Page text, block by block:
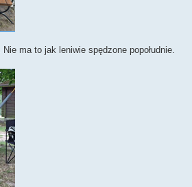
ma to jak leniwie spędzone popołudnie.